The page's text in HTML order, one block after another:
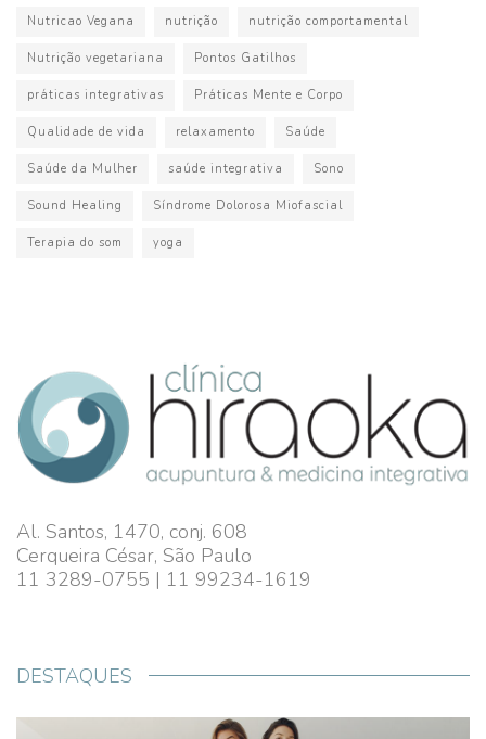
Nutricao Vegana nutrição nutrição comportamental
Nutrição vegetariana Pontos Gatilhos
práticas integrativas Práticas Mente e Corpo
Qualidade de vida relaxamento Saúde
Saúde da Mulher saúde integrativa Sono
Sound Healing Síndrome Dolorosa Miofascial
Terapia do som yoga
Al. Santos, 1470, conj. 608
Cerqueira César, São Paulo
11 3289-0755 | 11 99234-1619
DESTAQUES